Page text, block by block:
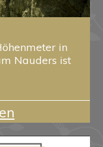
in
Nauders ist